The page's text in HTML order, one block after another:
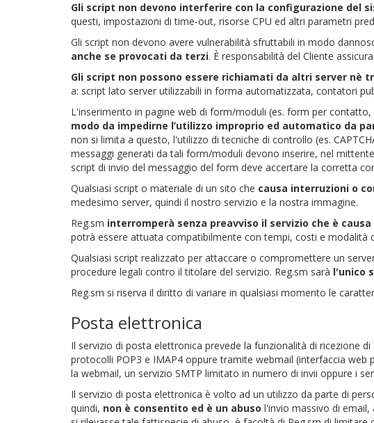
Gli script non devono interferire con la configurazione del
questi, impostazioni di time-out, risorse CPU ed altri parametri
Gli script non devono avere vulnerabilità sfruttabili in modo
anche se provocati da terzi. È responsabilità del Cliente
Gli script non possono essere richiamati da altri server nè
a: script lato server utilizzabili in forma automatizzata, contatori
L'inserimento in pagine web di form/moduli (es. form per
modo da impedirne l’utilizzo improprio ed automatico da
non si limita a questo, l'utilizzo di tecniche di controllo (es.
messaggi generati da tali form/moduli devono inserire, nel
script di invio del messaggio del form deve accertare la corretta
Qualsiasi script o materiale di un sito che causa interruzioni o
medesimo server, quindi il nostro servizio e la nostra immagine.
Reg.sm interromperà senza preavviso il servizio che è
potrà essere attuata compatibilmente con tempi, costi e modalità
Qualsiasi script realizzato per attaccare o compromettere un
procedure legali contro il titolare del servizio. Reg.sm sarà l'unico
Reg.sm si riserva il diritto di variare in qualsiasi momento le
Posta elettronica
Il servizio di posta elettronica prevede la funzionalità di ricezione
protocolli POP3 e IMAP4 oppure tramite webmail (interfaccia
la webmail, un servizio SMTP limitato in numero di invii oppure i
Il servizio di posta elettronica è volto ad un utilizzo da parte di
quindi, non è consentito ed è un abuso l'invio massivo di